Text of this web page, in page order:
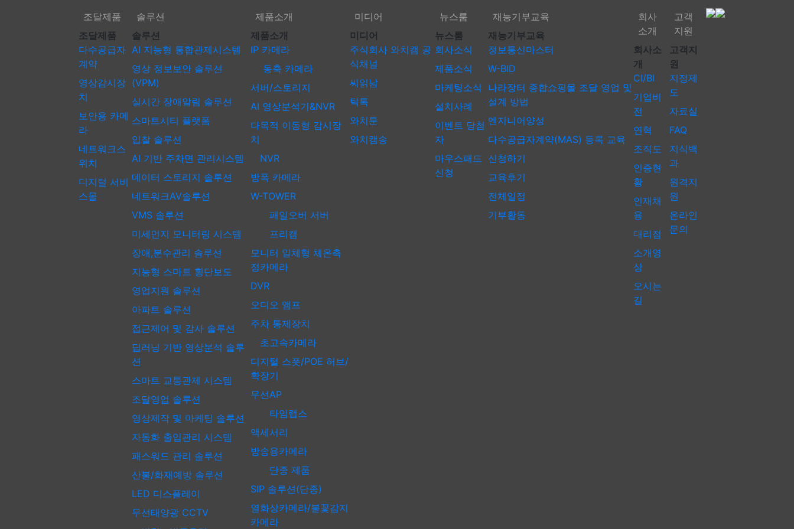
조달제품 조달제품
조달제품 조달제품
다수공급자
계약
영상감시장
치
보안용 카메
라
네트워크스
위치
디지털 서비
스몰
솔루션
솔루션
AI 지능형 통합관제시스템
영상 정보보안 솔루션
(VPM)
실시간 장애알림 솔루션
스마트시티 플랫폼
입찰 솔루션
AI 기반 주차면 관리시스템
데이터 스토리지 솔루션
네트워크AV솔루션
VMS 솔루션
미세먼지 모니터링 시스템
장애,분수관리 솔루션
지능형 스마트 횡단보도
영업지원 솔루션
아파트 솔루션
접근제어 및 감사 솔루션
딥러닝 기반 영상분석 솔루
션
스마트 교통관제 시스템
조달영업 솔루션
영상제작 및 마케팅 솔루션
자동화 출입관리 시스템
패스워드 관리 솔루션
산불/화재예방 솔루션
LED 디스플레이
무선태양광 CCTV
제품소개
제품소개
IP 카메라
동축 카메라
서버/스토리지
AI 영상분석기&NVR
다목적 이동형 감시장
치
NVR
방폭 카메라
W-TOWER
패일오버 서버
프리캠
모니터 일체형 체온측
정카메라
DVR
오디오 앰프
주차 통제장치
초고속카메라
디지털 스폿/POE 허브/
확장기
무선AP
타임랩스
액세서리
방송용카메라
단종 제품
SIP 솔루션(단종)
열화상카메라/불꽃감지
카메라
미디어
미디어
주식회사 와치캠 공
식채널
씨읽남
틱톡
와치툰
와치캠송
뉴스룸
뉴스룸뉴스룸
회사소식
제품소식
마케팅소식
설치사례
이벤트 당첨
자
마우스패드
신청
재능기부교육
재능기부교육
정보통신마스터
W-BID
나라장터 종합쇼핑몰 조달 영업 및
설계 방법
엔지니어양성
다수공급자계약(MAS) 등록 교육
신청하기
교육후기
전체일정
기부활동
회사
소개
회사소
개
회사소개
CI/BI
기업비
전
연혁
조직도
인증현
황
인재채
용
대리점
소개영
상
오시는
길
고객
지원
고객지
원
지정제
도
자료실
FAQ
지식백
과
원격지
원
온라인
문의